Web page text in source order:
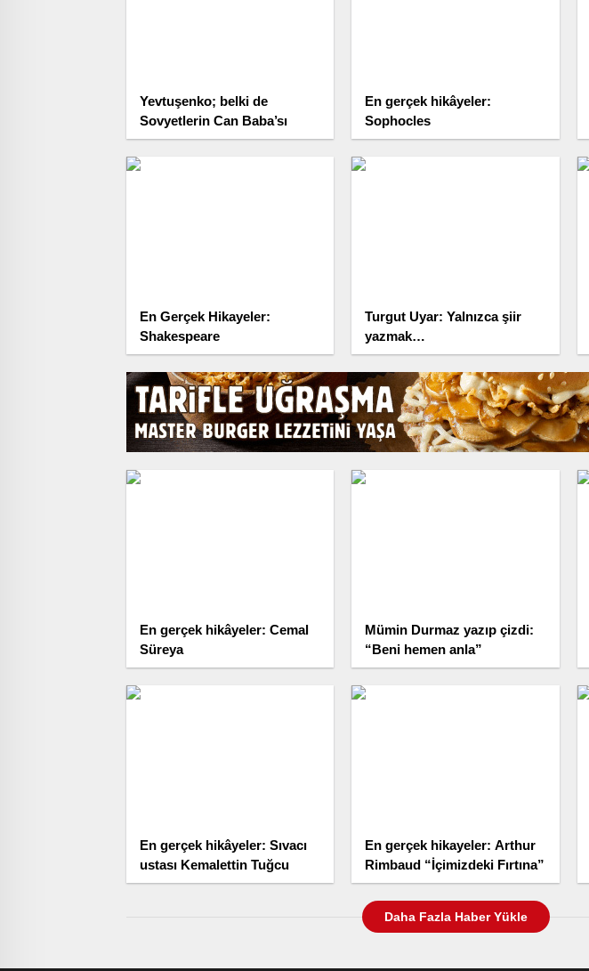
Yevtuşenko; belki de
Sovyetlerin Can Baba’sı
En gerçek hikâyeler:
Sophocles
En Gerçek Hikayeler:
Shakespeare
Turgut Uyar: Yalnızca şiir
yazmak…
En gerçek hikâyeler: Cemal
Süreya
Mümin Durmaz yazıp çizdi:
“Beni hemen anla”
En gerçek hikâyeler: Sıvacı
ustası Kemalettin Tuğcu
En gerçek hikayeler: Arthur
Rimbaud “İçimizdeki Fırtına”
Daha Fazla Haber Yükle